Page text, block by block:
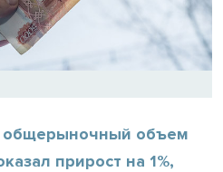
общерыночный объем
прирост на 1%,